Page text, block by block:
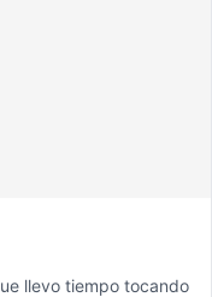
llevo tiempo tocando